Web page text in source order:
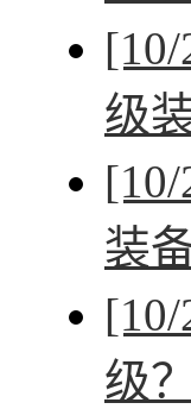
[10/
级
[10/
装
[10/
级？